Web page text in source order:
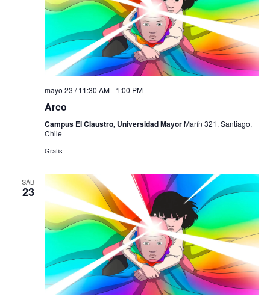
mayo 23 / 11:30 AM- 1:00 PM
Arco
Campus El Claustro, Universidad MayorMarín 321, Santiago,
Chile
Gratis
SÁB
23